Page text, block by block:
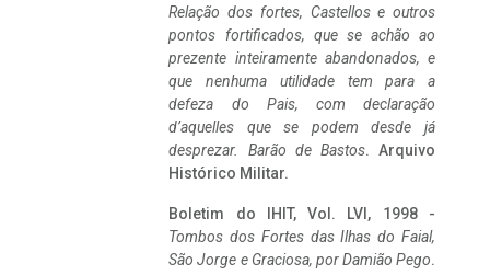
Relação dos fortes, Castellos e outros
pontos fortificados, que se achão ao
prezente inteiramente abandonados, e
que nenhuma utilidade tem para a
defeza do Pais, com declaração
d’aquelles que se podem desde já
desprezar. Barão de Bastos. Arquivo
Histórico Militar.
Boletim do IHIT, Vol. LVI, 1998 -
Tombos dos Fortes das Ilhas do Faial,
São Jorge e Graciosa, por Damião Pego.